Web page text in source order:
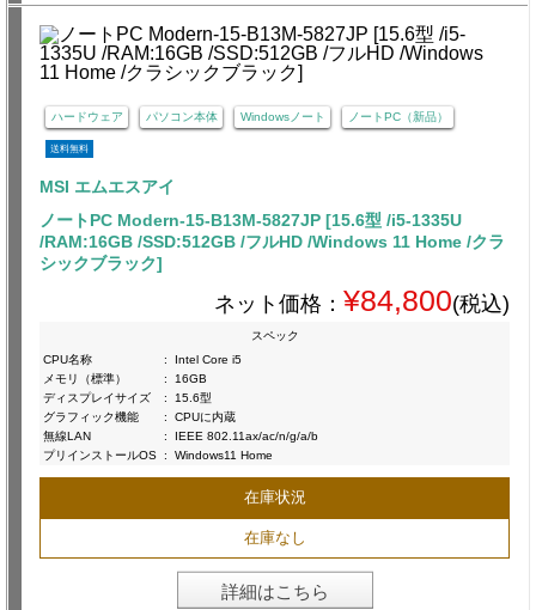
ハードウェア パソコン本体 Windowsノート ノートPC（新品）
送料無料
MSI エムエスアイ
ノートPC Modern-15-B13M-5827JP [15.6型 /i5-1335U
/RAM:16GB /SSD:512GB /フルHD /Windows 11 Home /クラ
シックブラック]
ネット価格： ¥84,800(税込)
スペック
CPU名称
:
Intel Core i5
メモリ（標準）
:
16GB
ディスプレイサイズ
:
15.6型
グラフィック機能
:
CPUに内蔵
無線LAN
:
IEEE 802.11ax/ac/n/g/a/b
プリインストールOS : Windows11 Home
在庫状況
在庫なし
詳細はこちら